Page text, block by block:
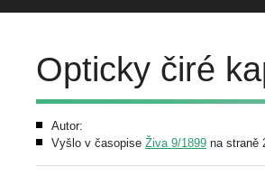
Opticky čiré
Autor:
Vyšlo v časopise Živa 9/1899 na straně